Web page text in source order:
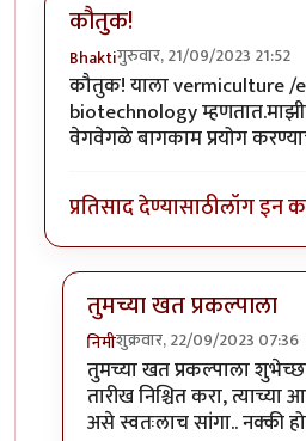
कौतुक!
Bhaktiगुरुवार, 21/09/2023 21:52
कौतुक! याला vermiculture /
biotechnology
वेगवेगळे बागकाम प्रयोग
प्रतिसाद देण्यासाठीलॉग इन
तुमच्या खत प्रकल्पाला
निमीशुक्रवार, 22/09/2023 07:36
In reply toकौतुक!by
तुमच्या खत प्रकल्पाला
तारीख निश्चित करा,
असे स्वतःलाच सांगा.. नक्की